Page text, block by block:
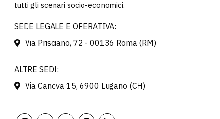
tutti gli scenari socio-economici.
SEDE LEGALE E OPERATIVA:
Via Prisciano, 72 - 00136 Roma (RM)
ALTRE SEDI:
Via Canova 15, 6900 Lugano (CH)